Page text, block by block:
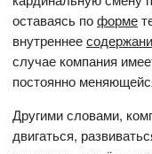
оставаясь поформе
внутреннее
случае компания
постоянно
Другими словами,
двигаться,